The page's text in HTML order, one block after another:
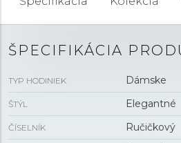
ŠPECIFIKÁCIA
TYP HODINIEK Dámske
ŠTÝL Elegantné
ČÍSELNÍK Ručičkový